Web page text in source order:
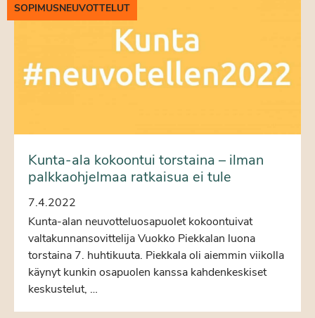
SOPIMUSNEUVOTTELUT
Kunta-ala kokoontui torstaina – ilman
palkkaohjelmaa ratkaisua ei tule
7.4.2022
Kunta-alan neuvotteluosapuolet kokoontuivat
valtakunnansovittelija Vuokko Piekkalan luona
torstaina 7. huhtikuuta. Piekkala oli aiemmin viikolla
käynyt kunkin osapuolen kanssa kahdenkeskiset
keskustelut, …